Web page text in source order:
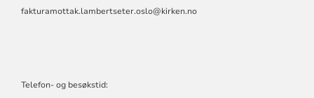
fakturamottak.lambertseter.oslo@kirken.no
Telefon- og besøkstid: